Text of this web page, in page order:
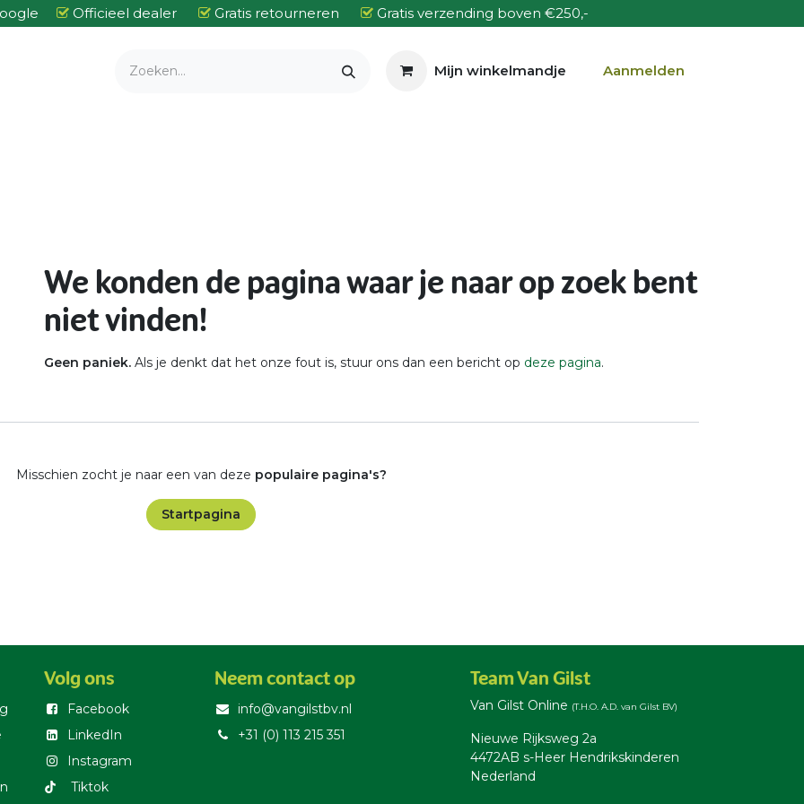
Officieel dealer Gratis retourneren Gratis verzending boven €250,-
Mijn winkelmandje Aanmelden
Fout 404
We konden de pagina waar je naar op zoek bent
niet vinden!
Geen paniek. Als je denkt dat het onze fout is, stuur ons dan een bericht op deze pagina.
Misschien zocht je naar een van deze populaire pagina's?
Startpagina
g
Volg ons
Facebook
LinkedIn
Instagram
T​iktok
Neem contact op
info@vangilstbv.nl
+31 (0) 113 215 351
Team Van Gilst
Van Gilst Online (T.H.O. A.D. van Gilst BV)
Nieuwe Rijksweg 2a
4472AB s-Heer Hendrikskinderen
Nederland